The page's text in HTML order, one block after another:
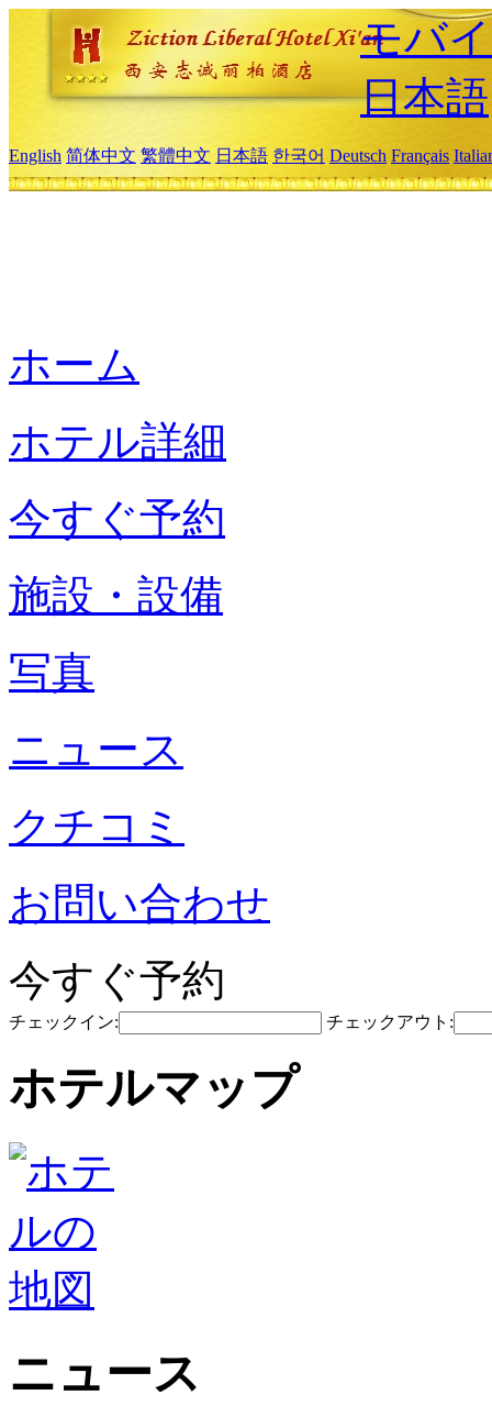
モバ
日本語
English 简体中文 繁體中文 日本語 한국어 Deutsch Français
ホーム
ホテル詳細
今すぐ予約
施設・設備
写真
ニュース
クチコミ
お問い合わせ
今すぐ予約
チェックイン: チェックアウト:
ホテルマップ
ニュース